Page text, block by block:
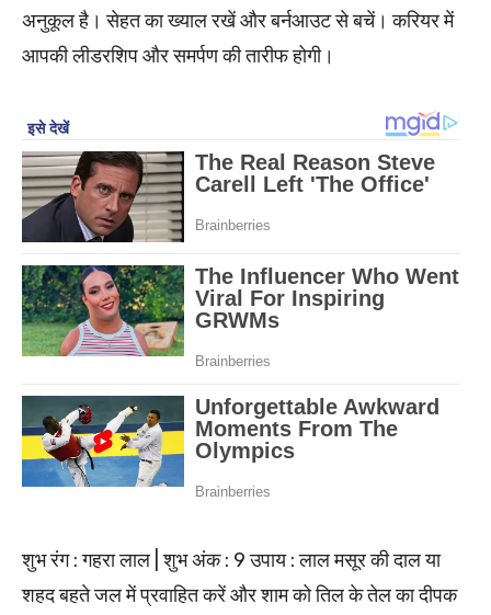
अनुकूल है। सेहत का ख्याल रखें और बर्नआउट से बचें। करियर में
आपकी लीडरशिप और समर्पण की तारीफ होगी।
शुभ रंग : गहरा लाल | शुभ अंक : 9 उपाय : लाल मसूर की दाल या
शहद बहते जल में प्रवाहित करें और शाम को तिल के तेल का दीपक